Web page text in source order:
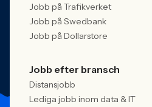
Jobb på Trafikverket
Jobb på Swedbank
Jobb på Dollarstore
Jobb efter bransch
Distansjobb
Lediga jobb inom data & IT